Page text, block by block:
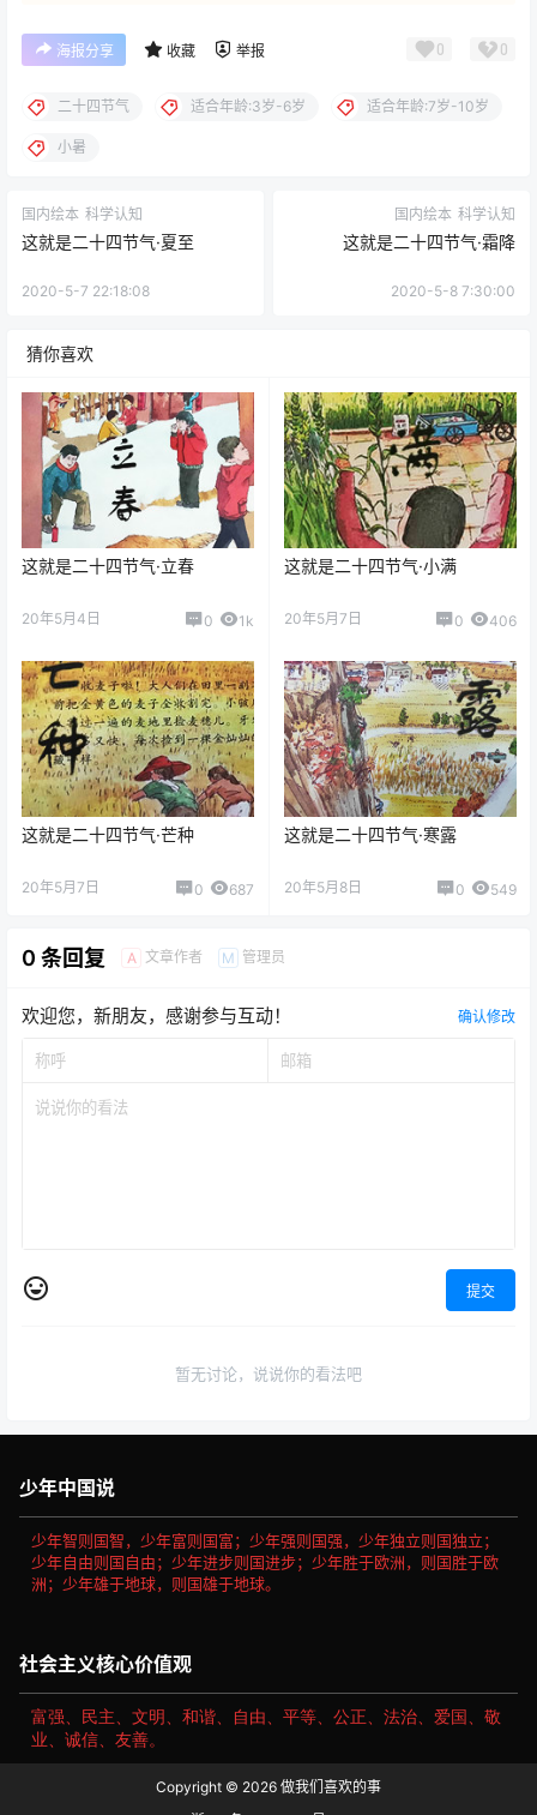
海报分享 收藏 举报 0 0
二十四节气 适合年龄:3岁-6岁 适合年龄:7岁-10岁
小暑
国内绘本 科学认知
这就是二十四节气·夏至
2020-5-7 22:18:08
国内绘本 科学认知
这就是二十四节气·霜降
2020-5-8 7:30:00
猜你喜欢
这就是二十四节气·立春
20年5月4日 0 1k
这就是二十四节气·小满
20年5月7日 0 406
这就是二十四节气·芒种
20年5月7日 0 687
这就是二十四节气·寒露
20年5月8日 0 549
0 条回复 A 文章作者 M 管理员
欢迎您，新朋友，感谢参与互动！ 确认修改
提交
暂无讨论，说说你的看法吧
少年中国说
少年智则国智，少年富则国富；少年强则国强，少年独立则国独立；
少年自由则国自由；少年进步则国进步；少年胜于欧洲，则国胜于欧
洲；少年雄于地球，则国雄于地球。
社会主义核心价值观
富强、民主、文明、和谐、自由、平等、公正、法治、爱国、敬
业、诚信、友善。
Copyright © 2026 做我们喜欢的事